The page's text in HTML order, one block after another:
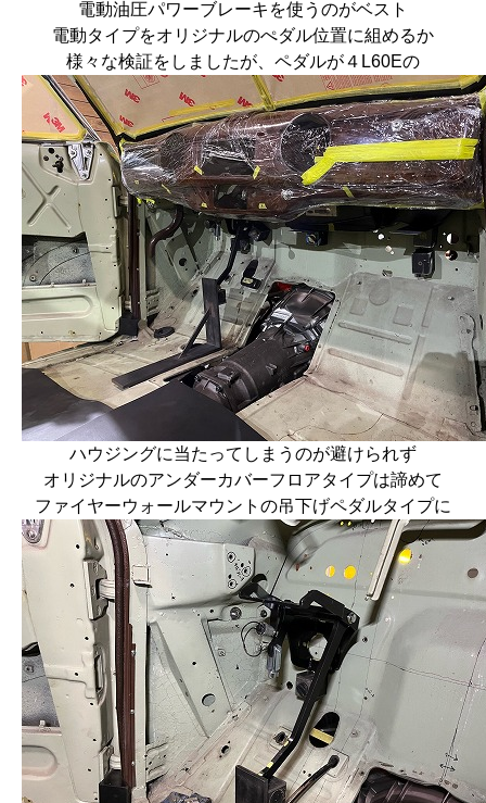
電動油圧パワーブレーキを使うのがベスト
電動タイプをオリジナルのぺダル位置に組めるか
様々な検証をしましたが、ペダルが４L60Eの
ハウジングに当たってしまうのが避けられず
オリジナルのアンダーカバーフロアタイプは諦めて
ファイヤーウォールマウントの吊下げペダルタイプに